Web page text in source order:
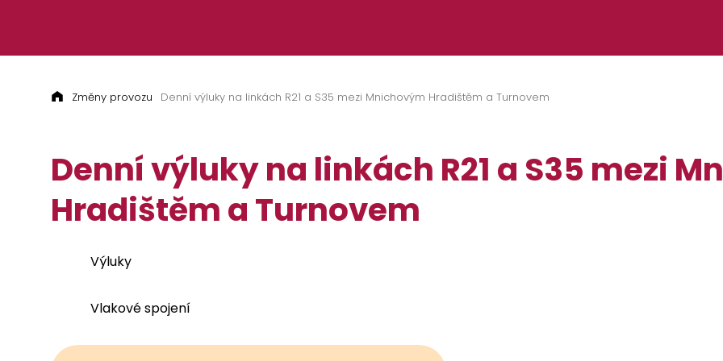
Změny provozu Denní výluky na linkách R21 a S35 mezi Mnichovým Hradištěm a Turnovem
Denní výluky na linkách R21 a S35 mezi
Hradištěm a Turnovem
Výluky
Vlakové spojení